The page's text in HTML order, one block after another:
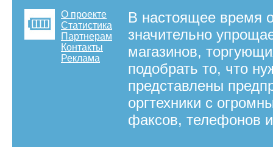
О проекте
Статистика
Партнерам
Контакты
Реклама
В настоящее время
значительно
магазинов,
подобрать то, что
представлены
оргтехники с
факсов, телефонов